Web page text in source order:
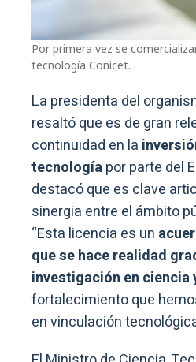
Por primera vez se
tecnología Conicet.
La presidenta del
resaltó que es de gran
continuidad en la
tecnologíapor parte del
destacó que es clave
sinergia entre el ámbito
“Esta licencia es un
que se hace realidad
investigación en ciencia
fortalecimiento que
en vinculación